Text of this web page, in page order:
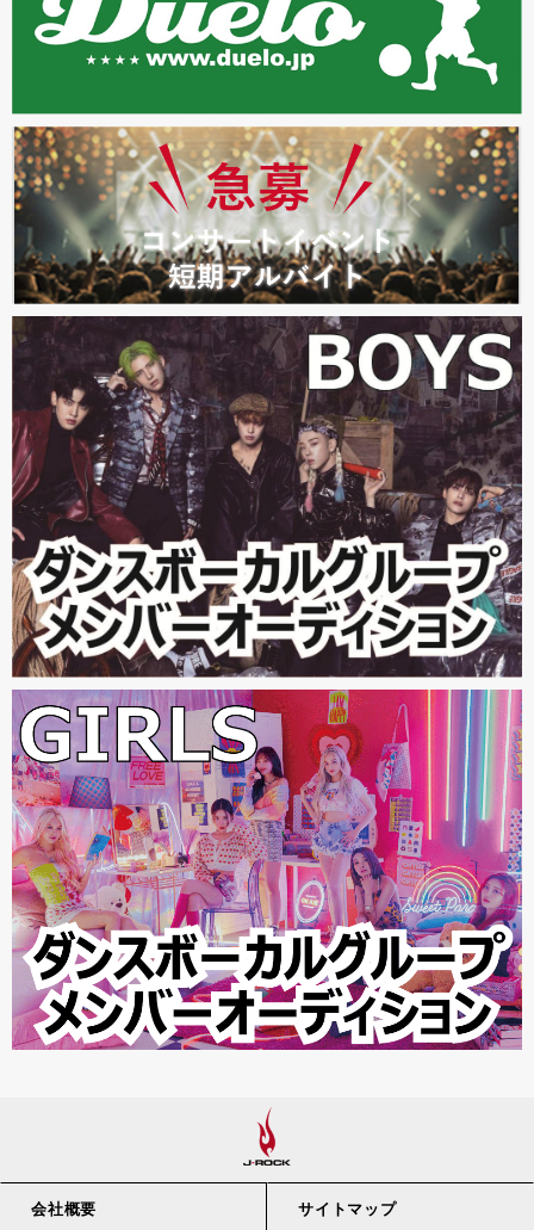
会社概要 サイトマップ